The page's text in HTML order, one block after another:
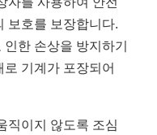
보호를 보장합니다.
한 손상을 방지하기
기계가 포장되어
직이지 않도록 조심